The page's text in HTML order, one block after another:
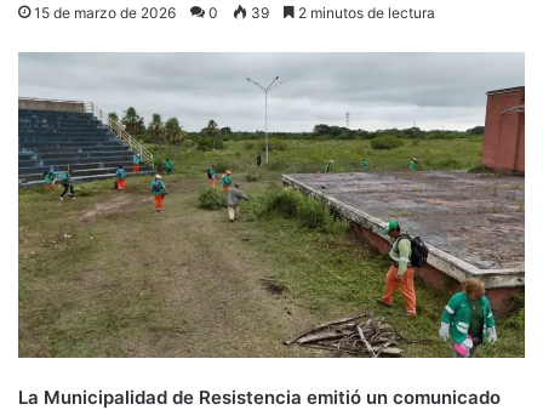
15 de marzo de 2026 0 39 2 minutos de lectura
La Municipalidad de Resistencia emitió un comunicado